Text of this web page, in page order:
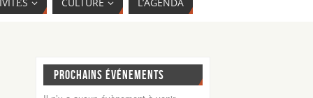
PROCHAINS ÉVÉNEMENTS